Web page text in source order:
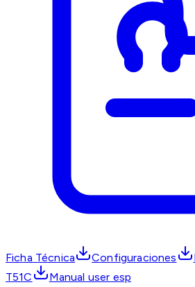
Ficha Técnica Configuraciones
T51C
Manual user esp